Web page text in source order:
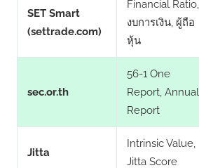
SET Smart
(settrade.com)
Financial Ratio,
งบการเงิน, ผู้ถือ
หุ้น
sec.or.th
56-1 One
Report, Annual
Report
Jitta
Intrinsic Value,
Jitta Score